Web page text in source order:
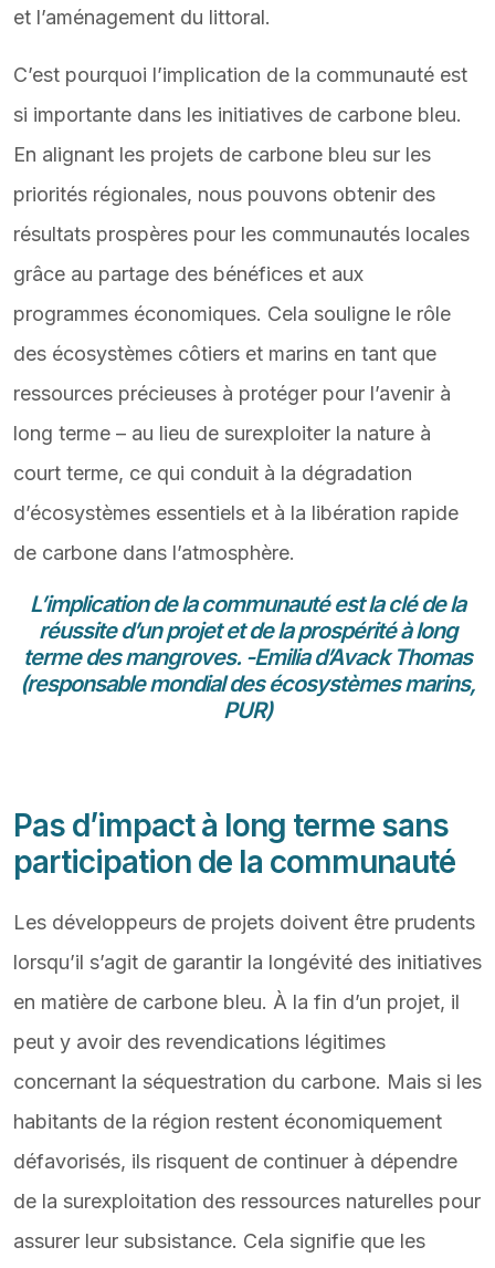
et l’aménagement du littoral.
C’est pourquoi l’implication de la communauté est
si importante dans les initiatives de carbone bleu.
En alignant les projets de carbone bleu sur les
priorités régionales, nous pouvons obtenir des
résultats prospères pour les communautés locales
grâce au partage des bénéfices et aux
programmes économiques. Cela souligne le rôle
des écosystèmes côtiers et marins en tant que
ressources précieuses à protéger pour l’avenir à
long terme – au lieu de surexploiter la nature à
court terme, ce qui conduit à la dégradation
d’écosystèmes essentiels et à la libération rapide
de carbone dans l’atmosphère.
L’implication de la communauté est la clé de la
réussite d’un projet et de la prospérité à long
terme des mangroves. -Emilia d’Avack Thomas
(responsable mondial des écosystèmes marins,
PUR)
Pas d’impact à long terme sans
participation de la communauté
Les développeurs de projets doivent être prudents
lorsqu’il s’agit de garantir la longévité des initiatives
en matière de carbone bleu. À la fin d’un projet, il
peut y avoir des revendications légitimes
concernant la séquestration du carbone. Mais si les
habitants de la région restent économiquement
défavorisés, ils risquent de continuer à dépendre
de la surexploitation des ressources naturelles pour
assurer leur subsistance. Cela signifie que les